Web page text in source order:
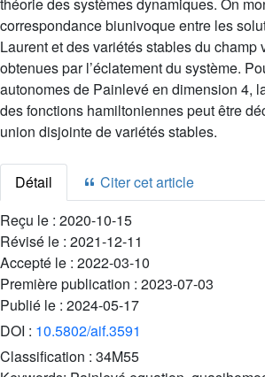
correspondance biunivoque entre les
Laurent et des variétés stables du champ
obtenues par l’éclatement du système.
autonomes de Painlevé en dimension 4,
des fonctions hamiltoniennes peut être
union disjointe de variétés stables.
Détail
Citer cet article
Reçu le : 2020-10-15
Révisé le : 2021-12-11
Accepté le : 2022-03-10
Première publication : 2023-07-03
Publié le : 2024-05-17
DOI : 10.5802/aif.3591
Classification : 34M55